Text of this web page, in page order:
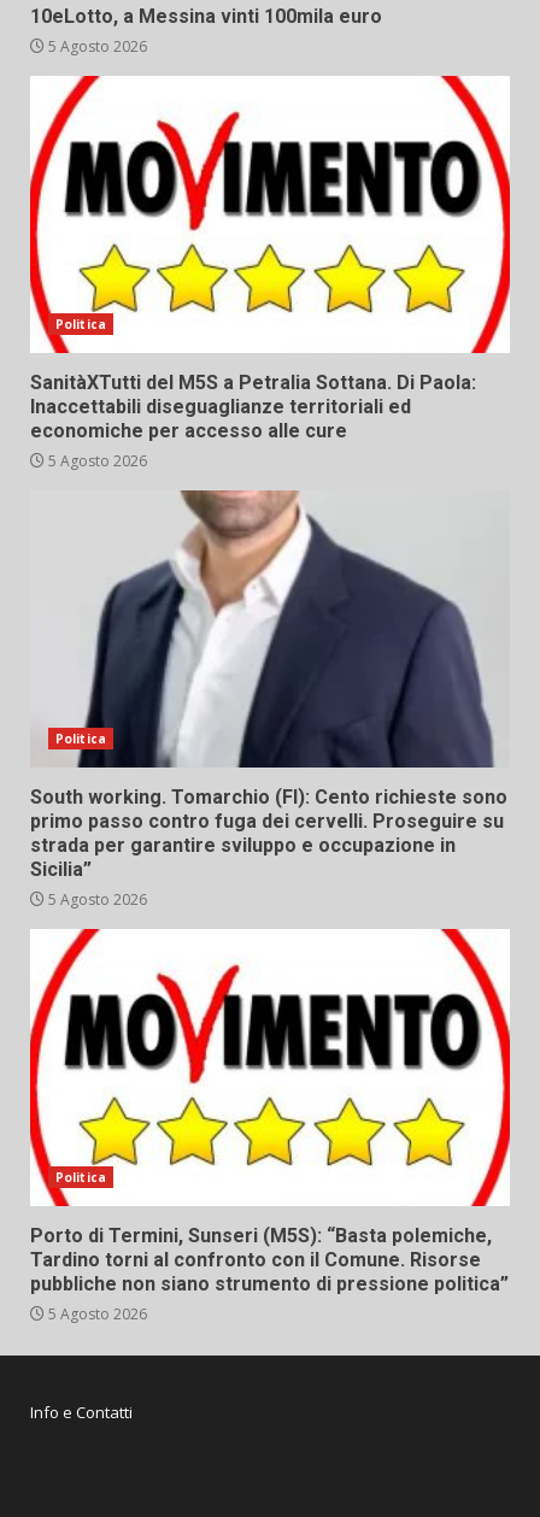
10eLotto, a Messina vinti 100mila euro
5 Agosto 2026
Politica
SanitàXTutti del M5S a Petralia Sottana. Di Paola:
Inaccettabili diseguaglianze territoriali ed
economiche per accesso alle cure
5 Agosto 2026
Politica
South working. Tomarchio (FI): Cento richieste sono
primo passo contro fuga dei cervelli. Proseguire su
strada per garantire sviluppo e occupazione in
Sicilia”
5 Agosto 2026
Politica
Porto di Termini, Sunseri (M5S): “Basta polemiche,
Tardino torni al confronto con il Comune. Risorse
pubbliche non siano strumento di pressione politica”
5 Agosto 2026
Info e Contatti